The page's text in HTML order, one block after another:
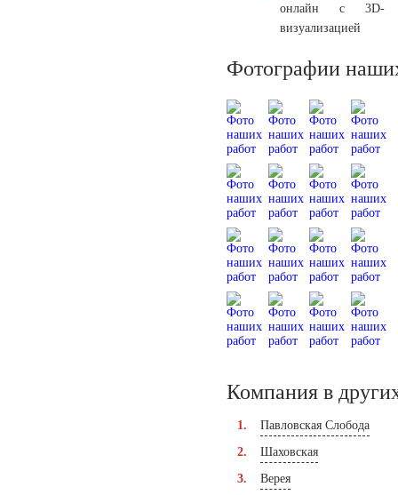
онлайн с 3D-
визуализацией
Фотографии
Компания в
Павловская Слобода
Шаховская
Верея